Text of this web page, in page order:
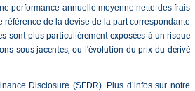
performance annuelle moyenne nette des frais
de la devise de la part correspondante
sont plus particulièrement exposées à un risque
sous-jacentes, ou l'évolution du prix du dérivé
Disclosure (SFDR). Plus d’infos sur notre